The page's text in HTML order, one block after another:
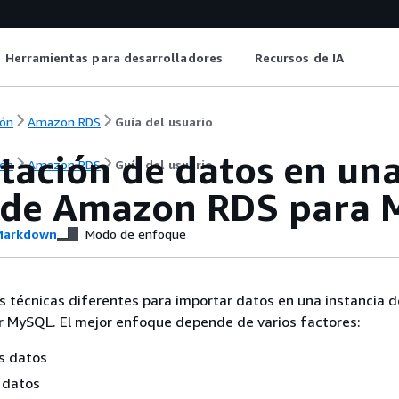
Herramientas para desarrolladores Recursos de IA
Amazon RDS Guía del usuario
Amazon RDS Guía del usuario
de datos en
Amazon RDS para
Modo de enfoque
técnicas diferentes para importar datos en una instancia
MySQL. El mejor enfoque depende de varios factores:
datos